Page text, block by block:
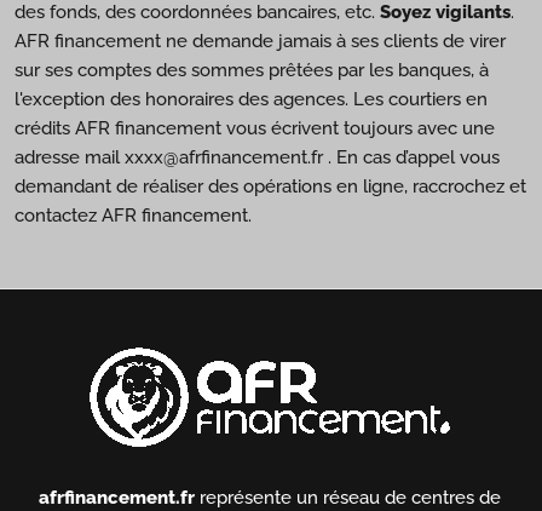
des fonds, des coordonnées bancaires, etc. Soyez vigilants.
AFR financement ne demande jamais à ses clients de virer
sur ses comptes des sommes prêtées par les banques, à
l'exception des honoraires des agences. Les courtiers en
crédits AFR financement vous écrivent toujours avec une
adresse mail xxxx@afrfinancement.fr . En cas d’appel vous
demandant de réaliser des opérations en ligne, raccrochez et
contactez AFR financement.
afrfinancement.fr représente un réseau de centres de